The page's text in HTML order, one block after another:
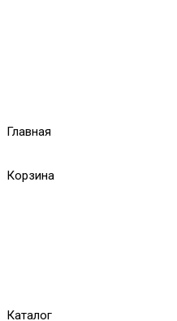
Главная
Корзина
Каталог